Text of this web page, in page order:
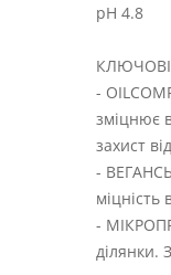
pH 4.8
КЛЮЧОВІ
-
зміцнює
захист
-
-
ділянки.